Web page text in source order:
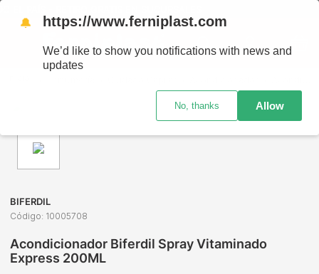
BIFERDIL
Código: 10005708
Acondicionador Biferdil Spray Vitaminado
Express 200ML
🔔 https://www.ferniplast.com
We’d like to show you notifications with news and
updates
No, thanks Allow